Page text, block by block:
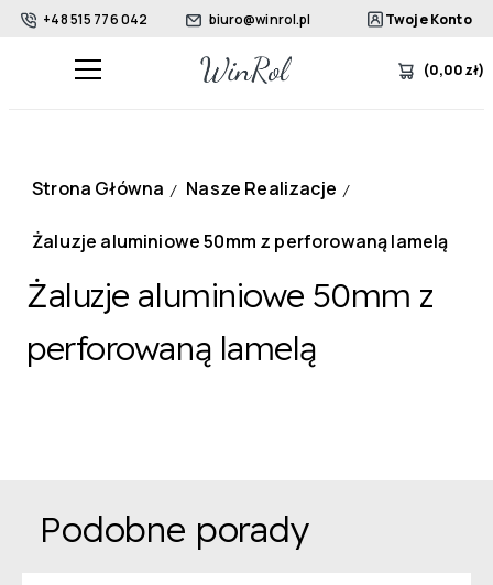
+48 515 776 042 biuro@winrol.pl Twoje Konto
(0,00zł)
Strona Główna / Nasze Realizacje /
Żaluzje aluminiowe 50mm z perforowaną lamelą
Żaluzje aluminiowe 50mm z
perforowaną lamelą
Podobne porady